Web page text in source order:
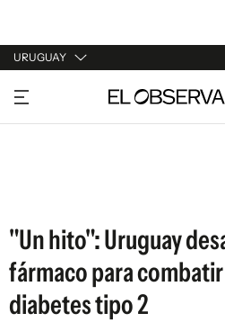
URUGUAY
URUGUAY
ARGENTINA
"Un hito": Uruguay
fármaco para
diabetes tipo 2